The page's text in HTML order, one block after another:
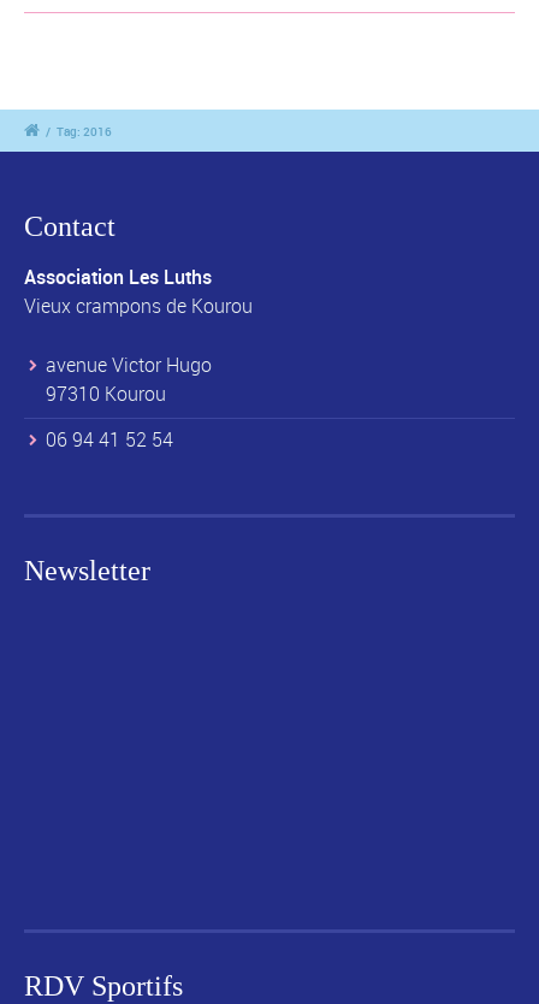
/ Tag: 2016
Contact
Association Les Luths
Vieux crampons de Kourou
avenue Victor Hugo
97310 Kourou
06 94 41 52 54
Newsletter
RDV Sportifs